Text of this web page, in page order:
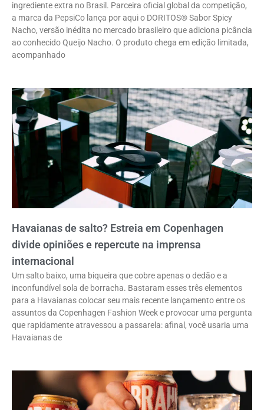
ingrediente extra no Brasil. Parceira oficial global da competição,
a marca da PepsiCo lança por aqui o DORITOS® Sabor Spicy
Nacho, versão inédita no mercado brasileiro que adiciona picância
ao conhecido Queijo Nacho. O produto chega em edição limitada,
acompanhado
Havaianas de salto? Estreia em Copenhagen
divide opiniões e repercute na imprensa
internacional
Um salto baixo, uma biqueira que cobre apenas o dedão e a
inconfundível sola de borracha. Bastaram esses três elementos
para a Havaianas colocar seu mais recente lançamento entre os
assuntos da Copenhagen Fashion Week e provocar uma pergunta
que rapidamente atravessou a passarela: afinal, você usaria uma
Havaianas de